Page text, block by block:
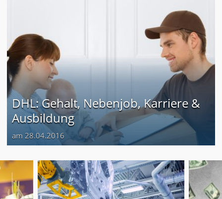
DHL: Gehalt, Nebenjob, Karriere &
Ausbildung
am 28.04.2016